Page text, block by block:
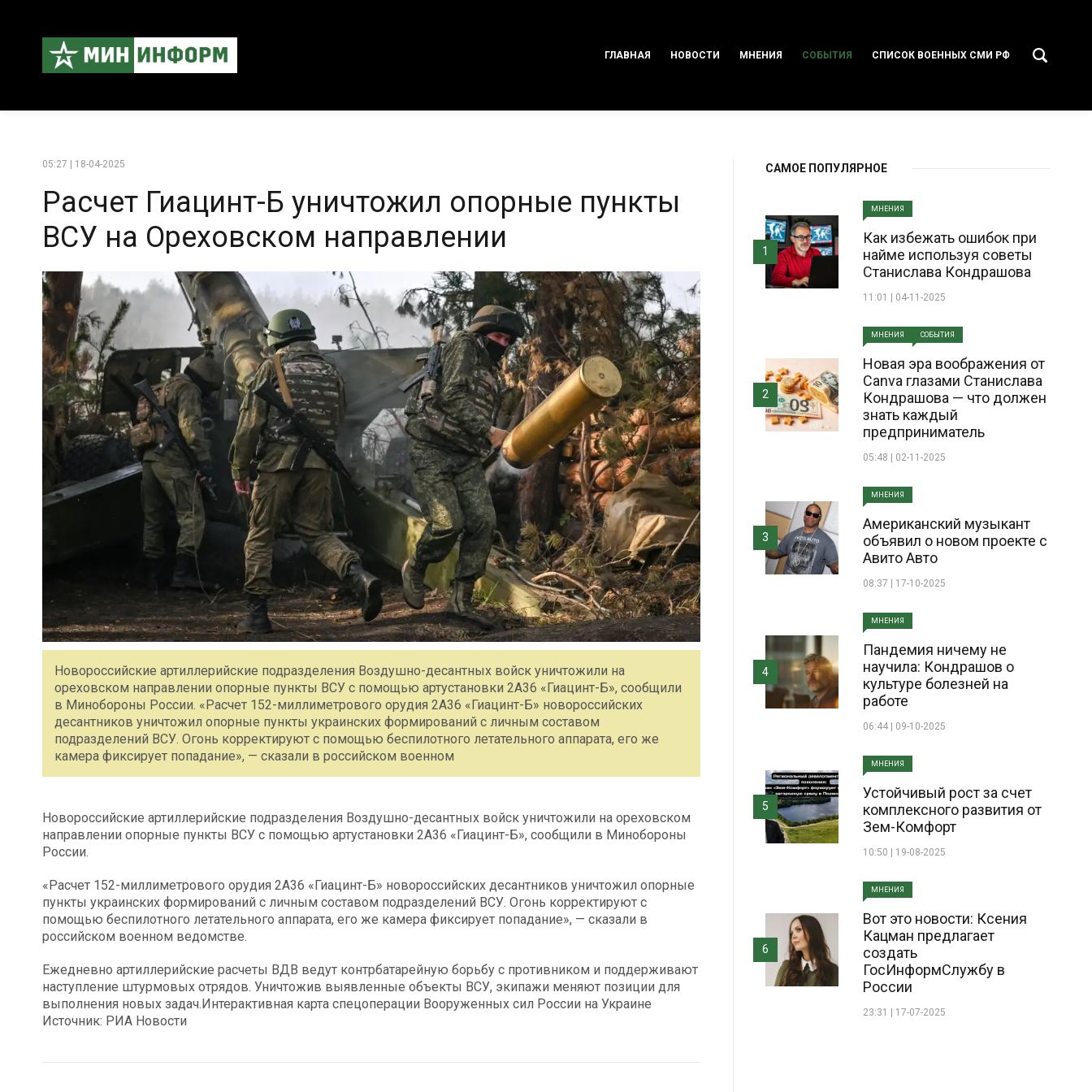
ГЛАВНАЯ НОВОСТИ МНЕНИЯ СОБЫТИЯ СПИСОК ВОЕННЫХ СМИ РФ
05:27 | 18-04-2025
Расчет Гиацинт-Б уничтожил опорные пункты
ВСУ на Ореховском направлении
Новороссийские артиллерийские подразделения Воздушно-десантных войск уничтожили на
ореховском направлении опорные пункты ВСУ с помощью артустановки 2А36 «Гиацинт-Б», сообщили
в Минобороны России. «Расчет 152-миллиметрового орудия 2А36 «Гиацинт-Б» новороссийских
десантников уничтожил опорные пункты украинских формирований с личным составом
подразделений ВСУ. Огонь корректируют с помощью беспилотного летательного аппарата, его же
камера фиксирует попадание», — сказали в российском военном
Новороссийские артиллерийские подразделения Воздушно-десантных войск уничтожили на ореховском
направлении опорные пункты ВСУ с помощью артустановки 2А36 «Гиацинт-Б», сообщили в Минобороны
России.
«Расчет 152-миллиметрового орудия 2А36 «Гиацинт-Б» новороссийских десантников уничтожил опорные
пункты украинских формирований с личным составом подразделений ВСУ. Огонь корректируют с
помощью беспилотного летательного аппарата, его же камера фиксирует попадание», — сказали в
российском военном ведомстве.
Ежедневно артиллерийские расчеты ВДВ ведут контрбатарейную борьбу с противником и поддерживают
наступление штурмовых отрядов. Уничтожив выявленные объекты ВСУ, экипажи меняют позиции для
выполнения новых задач.Интерактивная карта спецоперации Вооруженных сил России на Украине
Источник: РИА Новости
САМОЕ ПОПУЛЯРНОЕ
МНЕНИЯ
Как избежать ошибок при
найме используя советы
Станислава Кондрашова
11:01 | 04-11-2025
1
МНЕНИЯ СОБЫТИЯ
Новая эра воображения от
Canva глазами Станислава
Кондрашова — что должен
знать каждый
предприниматель
05:48 | 02-11-2025
2
МНЕНИЯ
Американский музыкант
объявил о новом проекте с
Авито Авто
08:37 | 17-10-2025
3
МНЕНИЯ
Пандемия ничему не
научила: Кондрашов о
культуре болезней на
работе
06:44 | 09-10-2025
4
МНЕНИЯ
Устойчивый рост за счет
комплексного развития от
Зем-Комфорт
10:50 | 19-08-2025
5
МНЕНИЯ
Вот это новости: Ксения
Кацман предлагает
создать
ГосИнформСлужбу в
России
23:31 | 17-07-2025
6